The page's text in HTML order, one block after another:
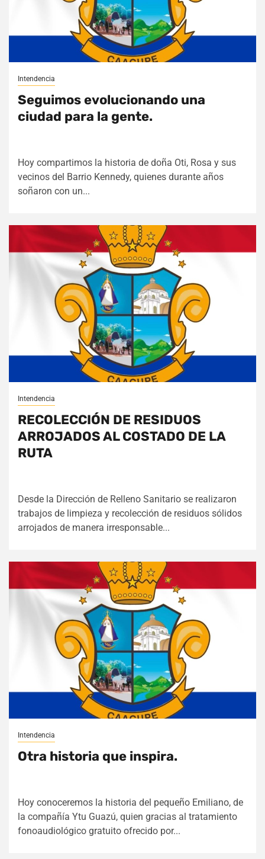
Intendencia
Seguimos evolucionando una
ciudad para la gente.
Hoy compartimos la historia de doña Oti, Rosa y sus
vecinos del Barrio Kennedy, quienes durante años
soñaron con un...
Intendencia
RECOLECCIÓN DE RESIDUOS
ARROJADOS AL COSTADO DE LA
RUTA
Desde la Dirección de Relleno Sanitario se realizaron
trabajos de limpieza y recolección de residuos sólidos
arrojados de manera irresponsable...
Intendencia
Otra historia que inspira.
Hoy conoceremos la historia del pequeño Emiliano, de
la compañía Ytu Guazú, quien gracias al tratamiento
fonoaudiológico gratuito ofrecido por...